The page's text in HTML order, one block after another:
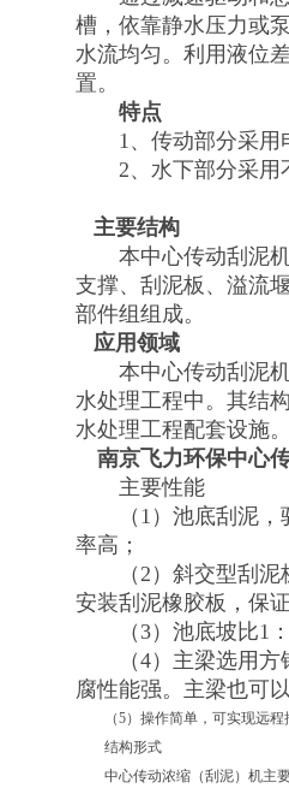
槽，依靠静水压力或
水流均匀。利用液位
置。
特点
1、传动部分采用电
2、水下部分采用不
主要结构
本中心传动刮泥机
支撑、刮泥板、溢流
部件组组成。
应用领域
本中心传动刮泥机
水处理工程中。其结
水处理工程配套设施。
南京飞力环保中心
主要性能
（1）池底刮泥，驱
率高；
（2）斜交型刮泥板
安装刮泥橡胶板，保
（3）池底坡比1：
（4）主梁选用方钢
腐性能强。主梁也可
（5）操作简单，可实现远程
结构形式
中心传动浓缩（刮泥）机主要